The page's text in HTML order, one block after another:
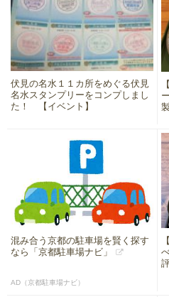
伏見の名水１１カ所をめぐる伏見
名水スタンプリーをコンプしまし
た！ 【イベント】
混み合う京都の駐車場を賢く探す
なら「京都駐車場ナビ」
AD（京都駐車場ナビ）